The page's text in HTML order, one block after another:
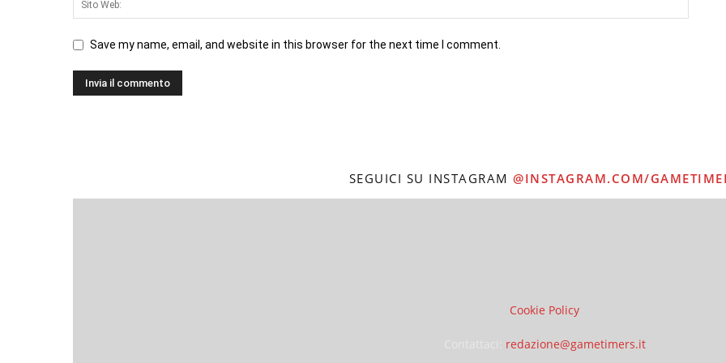
Save my name, email, and website in this browser for the next time I comment.
SEGUICI SU INSTAGRAM @INSTAGRAM.COM/
Cookie Policy
redazione@gametimers.it